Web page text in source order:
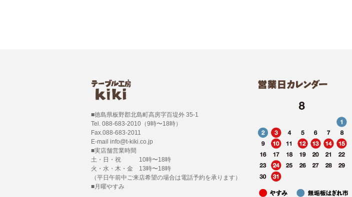
■徳島県板野郡北島町高房字百堤外 35-1
Tel. 088-683-2010（9時〜18時）
Fax.088-683-2011
E-mail info@t-kiki.co.jp
■実店舗営業時間
土・日・祝 10時〜18時
火・水・木・金 13時〜18時
（平日午前中ご来店希望の場合は電話予約を承ります）
■月曜やすみ